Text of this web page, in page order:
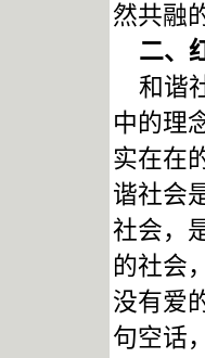
然共融
二、
和谐
中的理
实在在
谐社会
社会，
的社会
没有爱
句空话